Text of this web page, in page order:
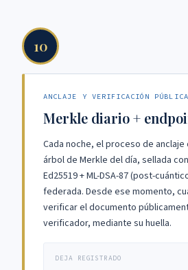
10
ANCLAJE Y VERIFICACIÓN PÚBLICA
Merkle diario +
Cada noche, el proceso de anclaje
árbol de Merkle del día, sellada
Ed25519 + ML-DSA-87 (post-
federada. Desde ese momento,
verificar el documento
verificador, mediante su huella.
DEJA REGISTRADO